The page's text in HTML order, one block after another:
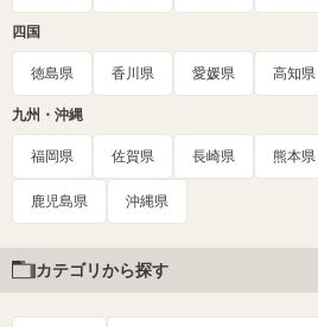
四国
徳島県 香川県 愛媛県 高知県
九州・沖縄
福岡県 佐賀県 長崎県 熊本県
鹿児島県 沖縄県
カテゴリから探す